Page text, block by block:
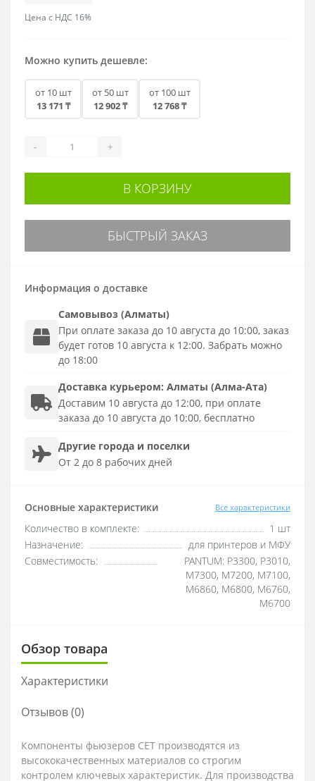
Цена с НДС 16%
Можно купить дешевле:
от 10 шт
13 171 ₸
от 50 шт
12 902 ₸
от 100 шт
12 768 ₸
- +
В КОРЗИНУ
БЫСТРЫЙ ЗАКАЗ
Информация о доставке
Самовывоз (Алматы)
При оплате заказа до 10 августа до 10:00, заказ
будет готов 10 августа к 12:00. Забрать можно
до 18:00
Доставка курьером: Алматы (Алма-Ата)
Доставим 10 августа до 12:00, при оплате
заказа до 10 августа до 10:00, бесплатно
Другие города и поселки
От 2 до 8 рабочих дней
Основные характеристики Все характеристики
Количество в комплекте:
1 шт
Назначение:
для принтеров и МФУ
Совместимость:
PANTUM: P3300, P3010,
M7300, M7200, M7100,
M6860, M6800, M6760,
M6700
Обзор товара
Характеристики
Отзывов (0)
Компоненты фьюзеров CET производятся из
высококачественных материалов со строгим
контролем ключевых характеристик. Для производства